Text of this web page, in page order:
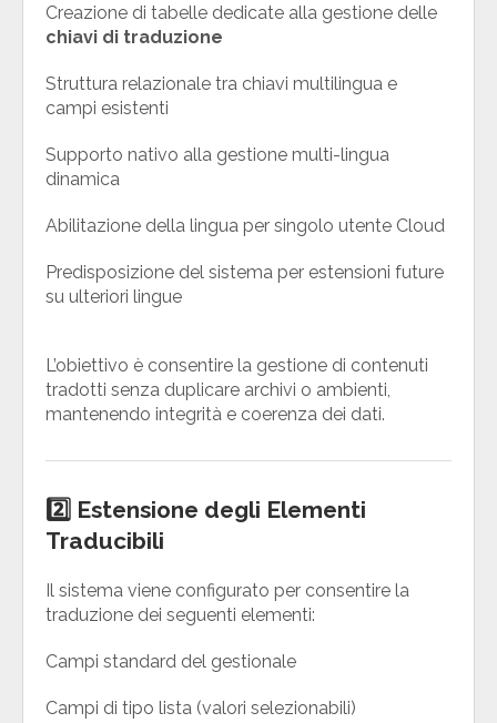
Creazione di tabelle dedicate alla gestione delle
chiavi di traduzione
Struttura relazionale tra chiavi multilingua e
campi esistenti
Supporto nativo alla gestione multi-lingua
dinamica
Abilitazione della lingua per singolo utente Cloud
Predisposizione del sistema per estensioni future
su ulteriori lingue
L’obiettivo è consentire la gestione di contenuti
tradotti senza duplicare archivi o ambienti,
mantenendo integrità e coerenza dei dati.
2️⃣ Estensione degli Elementi
Traducibili
Il sistema viene configurato per consentire la
traduzione dei seguenti elementi:
Campi standard del gestionale
Campi di tipo lista (valori selezionabili)